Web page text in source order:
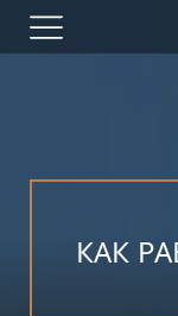
КАК